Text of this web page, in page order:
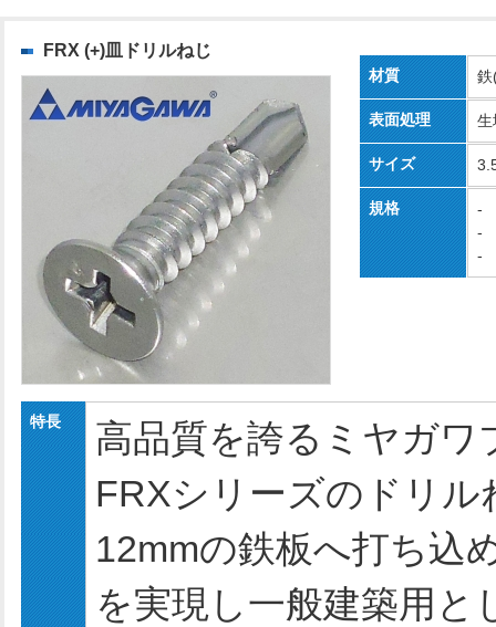
FRX (+)皿ドリルねじ
材質 鉄
表面処理 生
サイズ
規格
-
-
-
特長
高品質を誇るミヤガワ
FRXシリーズのドリ
12mmの鉄板へ打ち込
を実現し一般建築用